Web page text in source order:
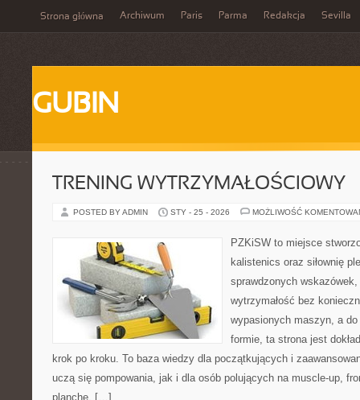
Strona główna Archiwum Paris Parma Redakcja Sevilla
GUBIN
TRENING WYTRZYMAŁOŚCIOWY
POSTED BY ADMIN STY - 25 - 2026 MOŻLIWOŚĆ
PZKiSW to miejsce
kalistenics oraz siłownię
sprawdzonych
wytrzymałość bez
wypasionych maszyn, a
formie, ta strona jest
krok po kroku. To baza wiedzy dla początkujących i
uczą się pompowania, jak i dla osób polujących na muscle-up,
planche. […]